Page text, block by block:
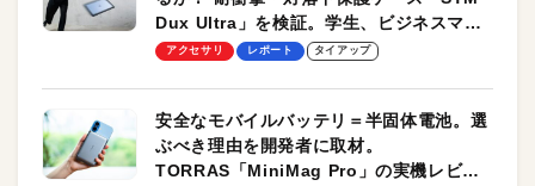
Dux Ultra」を検証。学生、ビジネスマン
のモバイルユースに最適！
アクセサリ レポート タイアップ
安全なモバイルバッテリ＝半固体電池。選
ぶべき理由を開発者に取材。
TORRAS「MiniMag Pro」の実機レビュ